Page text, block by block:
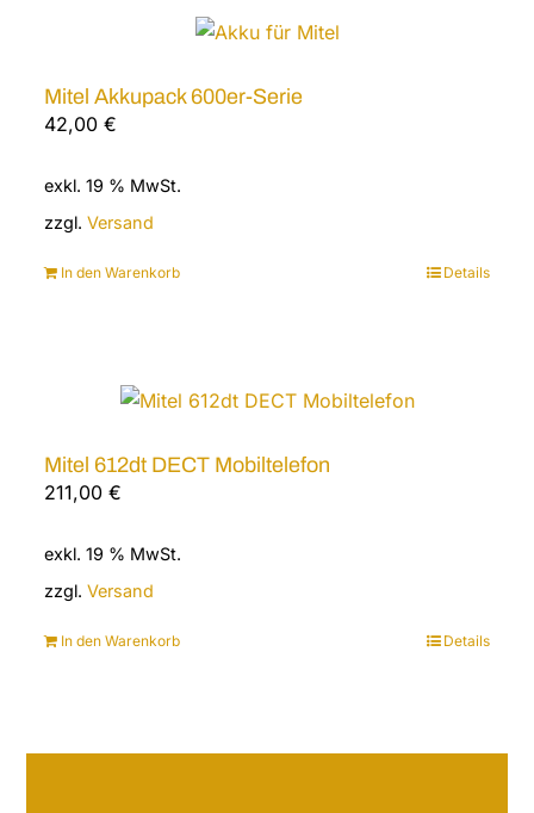
Mitel Akkupack 600er-Serie
42,00€
exkl. 19 % MwSt.
zzgl.Versand
In den Warenkorb Details
Mitel 612dt DECT Mobiltelefon
211,00€
exkl. 19 % MwSt.
zzgl.Versand
In den Warenkorb Details